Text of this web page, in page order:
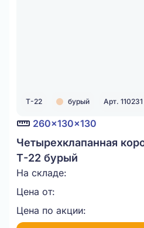
Т-22 бурый Арт. 110231
260x130x130
Четырехклапанная
Т-22 бурый
На складе:
Цена от:
Цена по акции: